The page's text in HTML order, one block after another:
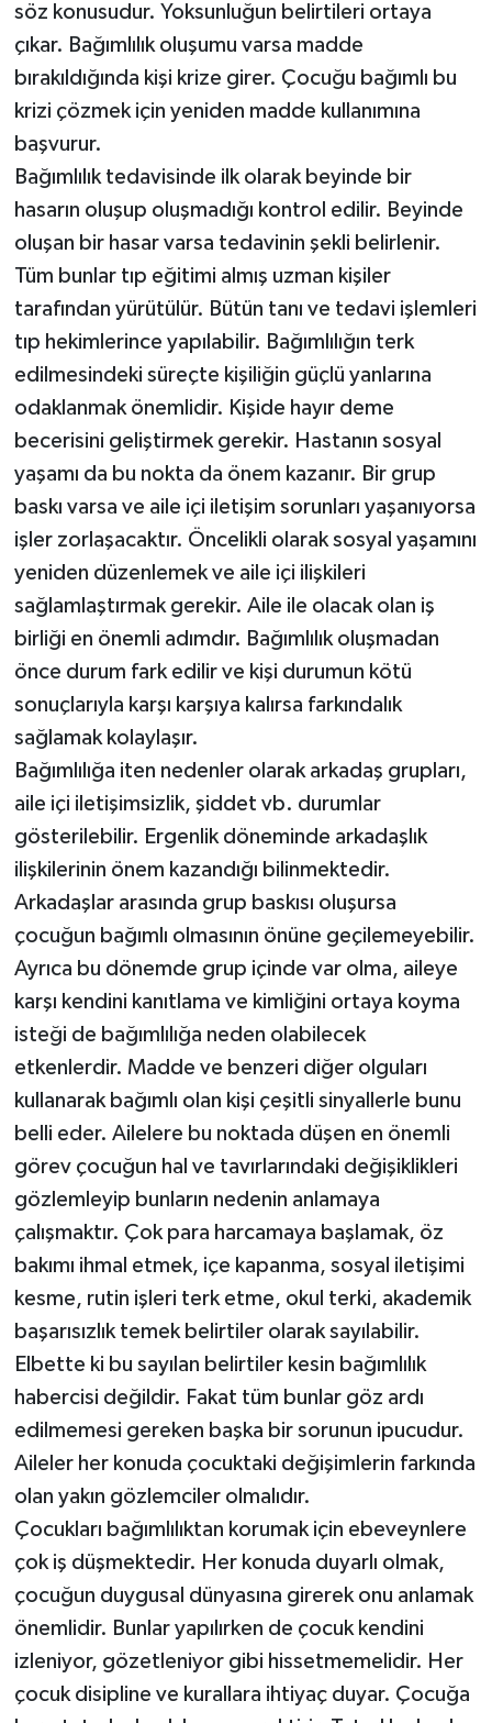
söz konusudur. Yoksunluğun belirtileri ortaya
çıkar. Bağımlılık oluşumu varsa madde
bırakıldığında kişi krize girer. Çocuğu bağımlı bu
krizi çözmek için yeniden madde kullanımına
başvurur.
Bağımlılık tedavisinde ilk olarak beyinde bir
hasarın oluşup oluşmadığı kontrol edilir. Beyinde
oluşan bir hasar varsa tedavinin şekli belirlenir.
Tüm bunlar tıp eğitimi almış uzman kişiler
tarafından yürütülür. Bütün tanı ve tedavi işlemleri
tıp hekimlerince yapılabilir. Bağımlılığın terk
edilmesindeki süreçte kişiliğin güçlü yanlarına
odaklanmak önemlidir. Kişide hayır deme
becerisini geliştirmek gerekir. Hastanın sosyal
yaşamı da bu nokta da önem kazanır. Bir grup
baskı varsa ve aile içi iletişim sorunları yaşanıyorsa
işler zorlaşacaktır. Öncelikli olarak sosyal yaşamını
yeniden düzenlemek ve aile içi ilişkileri
sağlamlaştırmak gerekir. Aile ile olacak olan iş
birliği en önemli adımdır. Bağımlılık oluşmadan
önce durum fark edilir ve kişi durumun kötü
sonuçlarıyla karşı karşıya kalırsa farkındalık
sağlamak kolaylaşır.
Bağımlılığa iten nedenler olarak arkadaş grupları,
aile içi iletişimsizlik, şiddet vb. durumlar
gösterilebilir. Ergenlik döneminde arkadaşlık
ilişkilerinin önem kazandığı bilinmektedir.
Arkadaşlar arasında grup baskısı oluşursa
çocuğun bağımlı olmasının önüne geçilemeyebilir.
Ayrıca bu dönemde grup içinde var olma, aileye
karşı kendini kanıtlama ve kimliğini ortaya koyma
isteği de bağımlılığa neden olabilecek
etkenlerdir. Madde ve benzeri diğer olguları
kullanarak bağımlı olan kişi çeşitli sinyallerle bunu
belli eder. Ailelere bu noktada düşen en önemli
görev çocuğun hal ve tavırlarındaki değişiklikleri
gözlemleyip bunların nedenin anlamaya
çalışmaktır. Çok para harcamaya başlamak, öz
bakımı ihmal etmek, içe kapanma, sosyal iletişimi
kesme, rutin işleri terk etme, okul terki, akademik
başarısızlık temek belirtiler olarak sayılabilir.
Elbette ki bu sayılan belirtiler kesin bağımlılık
habercisi değildir. Fakat tüm bunlar göz ardı
edilmemesi gereken başka bir sorunun ipucudur.
Aileler her konuda çocuktaki değişimlerin farkında
olan yakın gözlemciler olmalıdır.
Çocukları bağımlılıktan korumak için ebeveynlere
çok iş düşmektedir. Her konuda duyarlı olmak,
çocuğun duygusal dünyasına girerek onu anlamak
önemlidir. Bunlar yapılırken de çocuk kendini
izleniyor, gözetleniyor gibi hissetmemelidir. Her
çocuk disipline ve kurallara ihtiyaç duyar. Çocuğa